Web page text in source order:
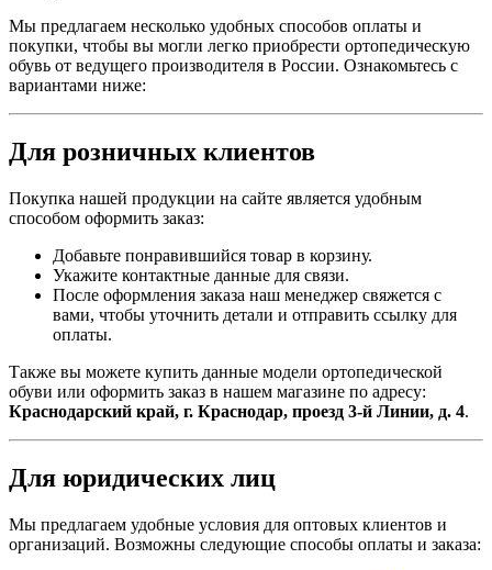
Мы предлагаем несколько удобных способов оплаты и
покупки, чтобы вы могли легко приобрести ортопедическую
обувь от ведущего производителя в России. Ознакомьтесь с
вариантами ниже:
Для розничных клиентов
Покупка нашей продукции на сайте является удобным
способом оформить заказ:
Добавьте понравившийся товар в корзину.
Укажите контактные данные для связи.
После оформления заказа наш менеджер свяжется с
вами, чтобы уточнить детали и отправить ссылку для
оплаты.
Также вы можете купить данные модели ортопедической
обуви или оформить заказ в нашем магазине по адресу:
Краснодарский край, г. Краснодар, проезд 3-й Линии, д. 4.
Для юридических лиц
Мы предлагаем удобные условия для оптовых клиентов и
организаций. Возможны следующие способы оплаты и заказа: